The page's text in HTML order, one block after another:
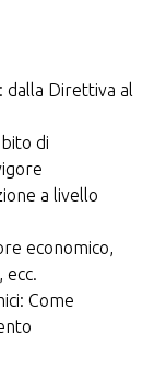
dalla Direttiva al
di
a livello
economico,
Come